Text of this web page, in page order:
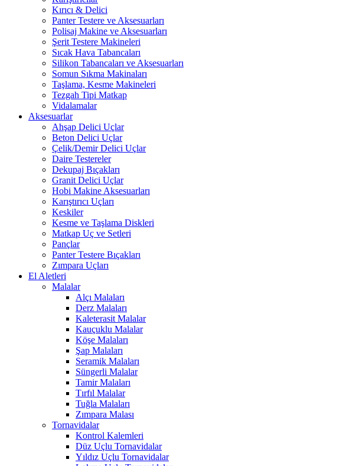
Kırıcı & Delici
Panter Testere ve Aksesuarları
Polisaj Makine ve Aksesuarları
Şerit Testere Makineleri
Sıcak Hava Tabancaları
Silikon Tabancaları ve Aksesuarları
Somun Sıkma Makinaları
Taşlama, Kesme Makineleri
Tezgah Tipi Matkap
Vidalamalar
Aksesuarlar
Ahşap Delici Uçlar
Beton Delici Uçlar
Çelik/Demir Delici Uçlar
Daire Testereler
Dekupaj Bıçakları
Granit Delici Uçlar
Hobi Makine Aksesuarları
Karıştırıcı Uçları
Keskiler
Kesme ve Taşlama Diskleri
Matkap Uç ve Setleri
Pançlar
Panter Testere Bıçakları
Zımpara Uçları
El Aletleri
Malalar
Alçı Malaları
Derz Malaları
Kaleterasit Malalar
Kauçuklu Malalar
Köşe Malaları
Şap Malaları
Seramik Malaları
Süngerli Malalar
Tamir Malaları
Tırfıl Malalar
Tuğla Malaları
Zımpara Malası
Tornavidalar
Kontrol Kalemleri
Düz Uçlu Tornavidalar
Yıldız Uçlu Tornavidalar